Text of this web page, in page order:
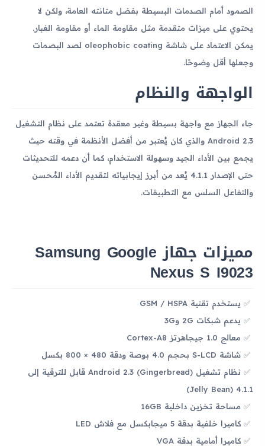
الصمود أمام الصدمات البسيطة بفضل متانته العامة، ولكن لا
يحتوي على ميزات متقدمة مثل مقاومة الماء أو مقاومة الغبار.
يمكن الاعتماد على شاشة oleophobic coating لصد البصمات
وجعلها أقل وضوحًا.
الواجهة والنظام
جاء الجهاز مع واجهة بسيطة وغير معقدة تعتمد على نظام التشغيل
Android 2.3 والذي كان يُعتبر من أفضل الأنظمة في وقته حيث
يجمع بين الأداء الجيد وسهولة الاستخدام، كما أن دعمه للتحديثات
حتى الإصدار 4.1.1 يُعد من أبرز إيجابياته لتقديم الأداء المُحسن
والتفاعل السلس مع التطبيقات.
مميزات جهاز Samsung Google
Nexus S I9023
يستخدم تقنية GSM / HSPA
يدعم شبكات 2G و3G
معالج 1.0 جيجاهرتز Cortex-A8
شاشة S-LCD بحجم 4.0 بوصة ودقة 480 × 800 بكسل
نظام تشغيل Android 2.3 (Gingerbread) قابل للترقية إلى
4.1.1 (Jelly Bean)
مساحة تخزين داخلية 16GB
كاميرا خلفية بدقة 5 ميجابكسل مع فلاش LED
كاميرا أمامية بدقة VGA